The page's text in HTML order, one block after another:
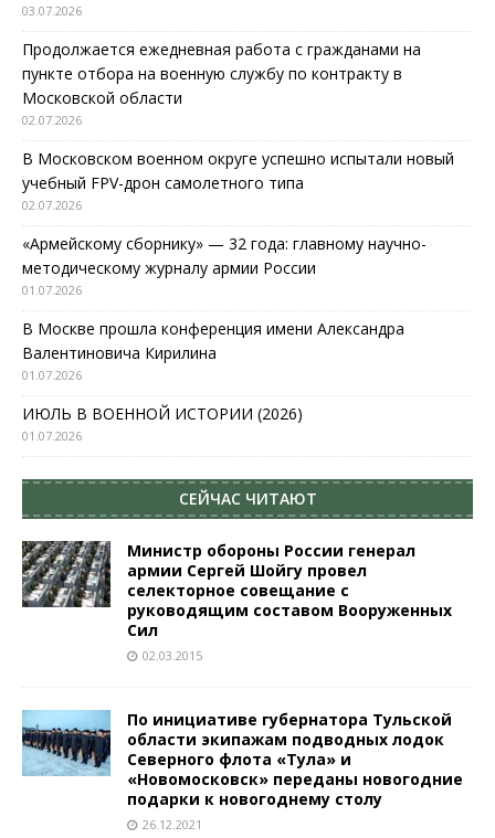
03.07.2026
Продолжается ежедневная работа с гражданами на
пункте отбора на военную службу по контракту в
Московской области
02.07.2026
В Московском военном округе успешно испытали новый
учебный FPV-дрон самолетного типа
02.07.2026
«Армейскому сборнику» — 32 года: главному научно-
методическому журналу армии России
01.07.2026
В Москве прошла конференция имени Александра
Валентиновича Кирилина
01.07.2026
ИЮЛЬ В ВОЕННОЙ ИСТОРИИ (2026)
01.07.2026
СЕЙЧАС ЧИТАЮТ
Министр обороны России генерал
армии Сергей Шойгу провел
селекторное совещание с
руководящим составом Вооруженных
Сил
02.03.2015
По инициативе губернатора Тульской
области экипажам подводных лодок
Северного флота «Тула» и
«Новомосковск» переданы новогодние
подарки к новогоднему столу
26.12.2021